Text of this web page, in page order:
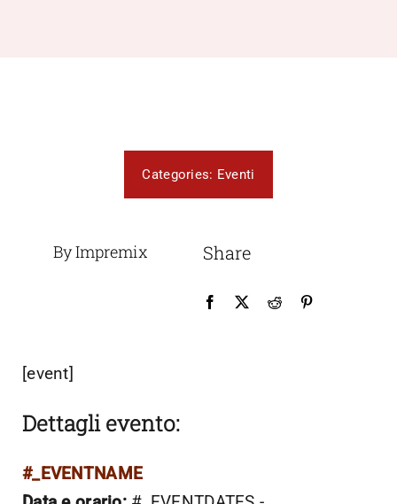
Categories: Eventi
By Impremix Share
[event]
Dettagli evento:
#_EVENTNAME